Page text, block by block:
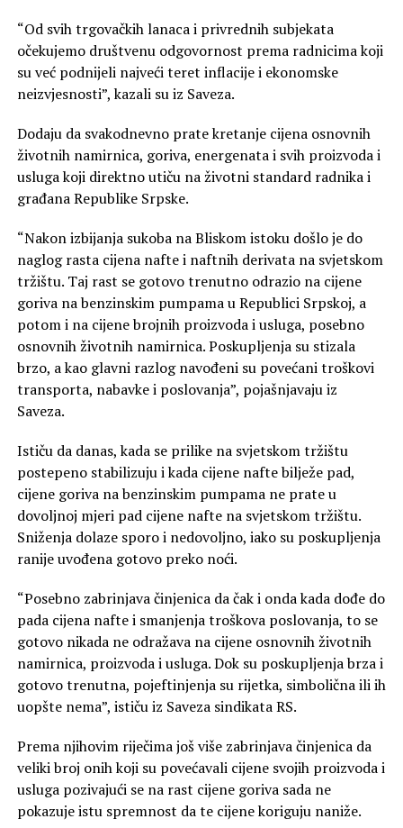
“Od svih trgovačkih lanaca i privrednih subjekata
očekujemo društvenu odgovornost prema radnicima koji
su već podnijeli najveći teret inflacije i ekonomske
neizvjesnosti”, kazali su iz Saveza.
Dodaju da svakodnevno prate kretanje cijena osnovnih
životnih namirnica, goriva, energenata i svih proizvoda i
usluga koji direktno utiču na životni standard radnika i
građana Republike Srpske.
“Nakon izbijanja sukoba na Bliskom istoku došlo je do
naglog rasta cijena nafte i naftnih derivata na svjetskom
tržištu. Taj rast se gotovo trenutno odrazio na cijene
goriva na benzinskim pumpama u Republici Srpskoj, a
potom i na cijene brojnih proizvoda i usluga, posebno
osnovnih životnih namirnica. Poskupljenja su stizala
brzo, a kao glavni razlog navođeni su povećani troškovi
transporta, nabavke i poslovanja”, pojašnjavaju iz
Saveza.
Ističu da danas, kada se prilike na svjetskom tržištu
postepeno stabilizuju i kada cijene nafte bilježe pad,
cijene goriva na benzinskim pumpama ne prate u
dovoljnoj mjeri pad cijene nafte na svjetskom tržištu.
Sniženja dolaze sporo i nedovoljno, iako su poskupljenja
ranije uvođena gotovo preko noći.
“Posebno zabrinjava činjenica da čak i onda kada dođe do
pada cijena nafte i smanjenja troškova poslovanja, to se
gotovo nikada ne odražava na cijene osnovnih životnih
namirnica, proizvoda i usluga. Dok su poskupljenja brza i
gotovo trenutna, pojeftinjenja su rijetka, simbolična ili ih
uopšte nema”, ističu iz Saveza sindikata RS.
Prema njihovim riječima još više zabrinjava činjenica da
veliki broj onih koji su povećavali cijene svojih proizvoda i
usluga pozivajući se na rast cijene goriva sada ne
pokazuje istu spremnost da te cijene koriguju naniže.